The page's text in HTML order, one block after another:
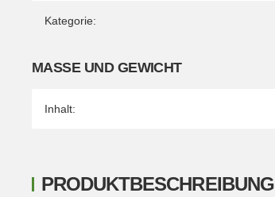
Kategorie:
MASSE UND GEWICHT
Inhalt:
PRODUKTBESCHREIBUNG